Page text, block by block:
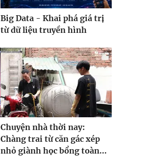
Big Data - Khai phá giá trị
từ dữ liệu truyền hình
Chuyện nhà thời nay:
Chàng trai từ căn gác xép
nhỏ giành học bổng toàn...